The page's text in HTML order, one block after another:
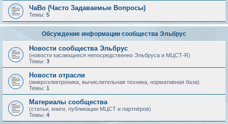
ЧаВо (Часто Задаваемые Вопросы)
Темы: 5
Обсуждение информации сообщества Эльбрус
Новости сообщества Эльбрус
(новости касающиеся непосредственно Эльбруса и МЦСТ-R)
Темы: 3
Новости отрасли
(микроэлектроника, вычислительная техника, нормативная база)
Темы: 1
Материалы сообщества
(статьи, книги, публикации МЦСТ и партнёров)
Темы: 4